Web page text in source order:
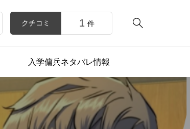

クチコミ 1 件
入学傭兵ネタバレ情報